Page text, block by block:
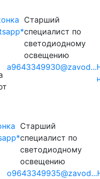
Старший
специалист по
светодиодному
освещению
a9643349930@zavod...
Старший
специалист по
светодиодному
освещению
o9643349935@zavod...